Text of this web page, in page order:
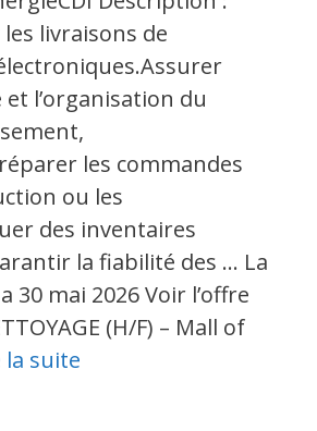
livraisons de
et l’organisation du
les commandes
ou les
des inventaires
la fiabilité des … La
30 mai 2026 Voir l’offre
(H/F) – Mall of
la suite